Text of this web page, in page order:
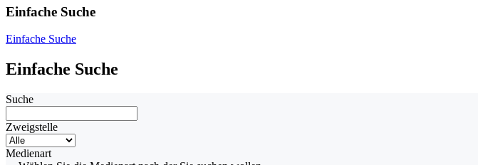
Einfache Suche
Einfache Suche
Einfache Suche
Suche
Zweigstelle
Medienart